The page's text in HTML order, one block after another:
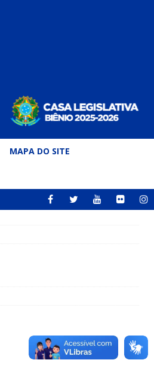
MAPA DO SITE